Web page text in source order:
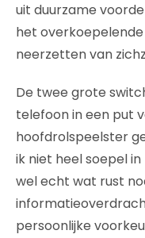
uit duurzame
het
neerzetten van
De twee grote
telefoon in een put
hoofdrolspeelster
ik niet heel soepel
wel echt wat rust
persoonlijke